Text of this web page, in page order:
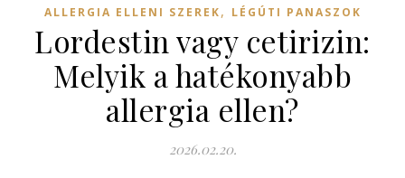
ALLERGIA ELLENI SZEREK, LÉGÚTI PANASZOK
Lordestin vagy cetirizin:
Melyik a hatékonyabb
allergia ellen?
2026.02.20.